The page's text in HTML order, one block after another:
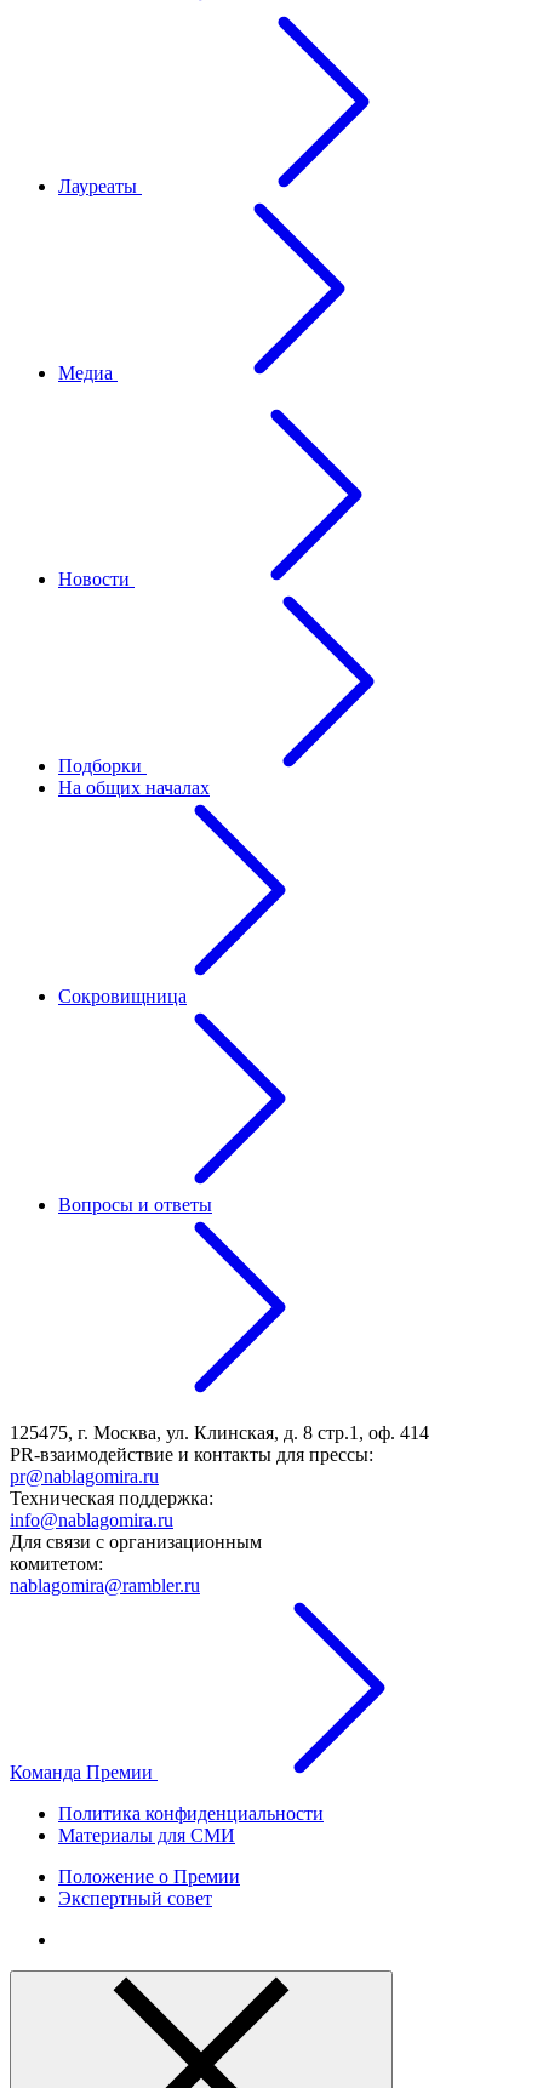
Лауреаты
Медиа
Новости
Подборки
На общих началах
Сокровищница
Вопросы и ответы
125475, г. Москва, ул. Клинская, д. 8 стр.1, оф. 414
PR-взаимодействие и контакты для прессы:
pr@nablagomira.ru
Техническая поддержка:
info@nablagomira.ru
Для связи с организационным
комитетом:
nablagomira@rambler.ru
Команда Премии
Политика конфиденциальности
Материалы для СМИ
Положение о Премии
Экспертный совет